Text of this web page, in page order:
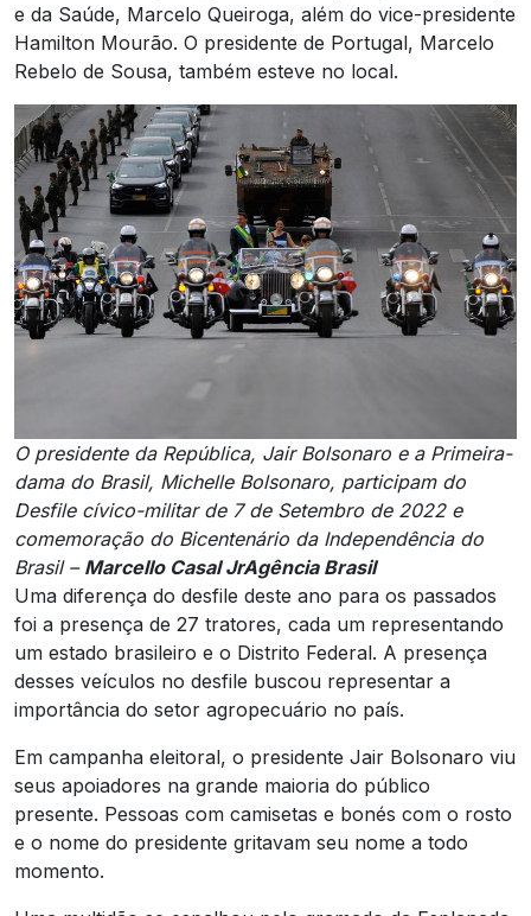
e da Saúde, Marcelo Queiroga, além do vice-presidente
Hamilton Mourão. O presidente de Portugal, Marcelo
Rebelo de Sousa, também esteve no local.
O presidente da República, Jair Bolsonaro e a Primeira-
dama do Brasil, Michelle Bolsonaro, participam do
Desfile cívico-militar de 7 de Setembro de 2022 e
comemoração do Bicentenário da Independência do
Brasil – Marcello Casal JrAgência Brasil
Uma diferença do desfile deste ano para os passados
foi a presença de 27 tratores, cada um representando
um estado brasileiro e o Distrito Federal. A presença
desses veículos no desfile buscou representar a
importância do setor agropecuário no país.
Em campanha eleitoral, o presidente Jair Bolsonaro viu
seus apoiadores na grande maioria do público
presente. Pessoas com camisetas e bonés com o rosto
e o nome do presidente gritavam seu nome a todo
momento.